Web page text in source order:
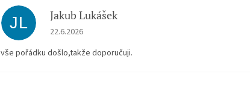
JL Jakub Lukášek
Hodnocení obchodu je 5 z 5 hvězdiček.
22.6.2026
vše pořádku došlo,takže doporučuji.